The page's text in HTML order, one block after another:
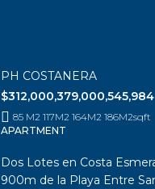
PH COSTANERA
$312,000,379,000,545,984
85 M2 117M2 164M2 186M2sqft
APARTMENT
Dos Lotes en Costa
900m de la Playa Entre